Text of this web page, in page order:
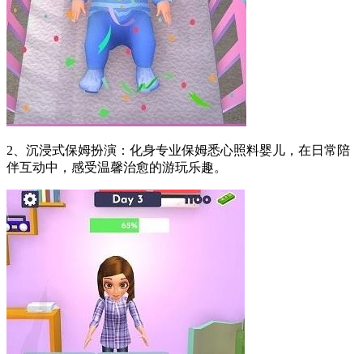
2、沉浸式保姆扮演：化身专业保姆悉心照料婴儿，在日常陪
伴互动中，感受温馨治愈的游玩乐趣。